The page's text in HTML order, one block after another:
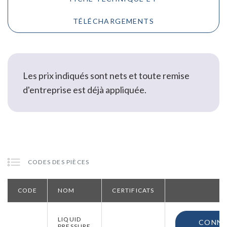
TÉLÉCHARGEMENTS
Les prix indiqués sont nets et toute remise
d'entreprise est déjà appliquée.
CODES DES PIÈCES
CODE NOM CERTIFICATS
LIQUID